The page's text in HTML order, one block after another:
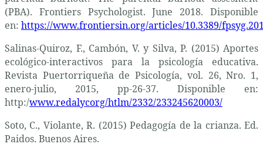
(PBA). Frontiers Psychologist. June 2018. Disponible
en: https://www.frontiersin.org/articles/10.3389/
Salinas-Quiroz, F., Cambón, V. y Silva, P. (2015) Aportes
ecológico-interactivos para la psicología educativa.
Revista Puertorriqueña de Psicología, vol. 26, Nro. 1,
enero-julio, 2015, pp-26-37. Disponible en:
http:/www.redalycorg/htlm/2332/233245620003/
Soto, C., Violante, R. (2015) Pedagogía de la crianza. Ed.
Paidos. Buenos Aires.